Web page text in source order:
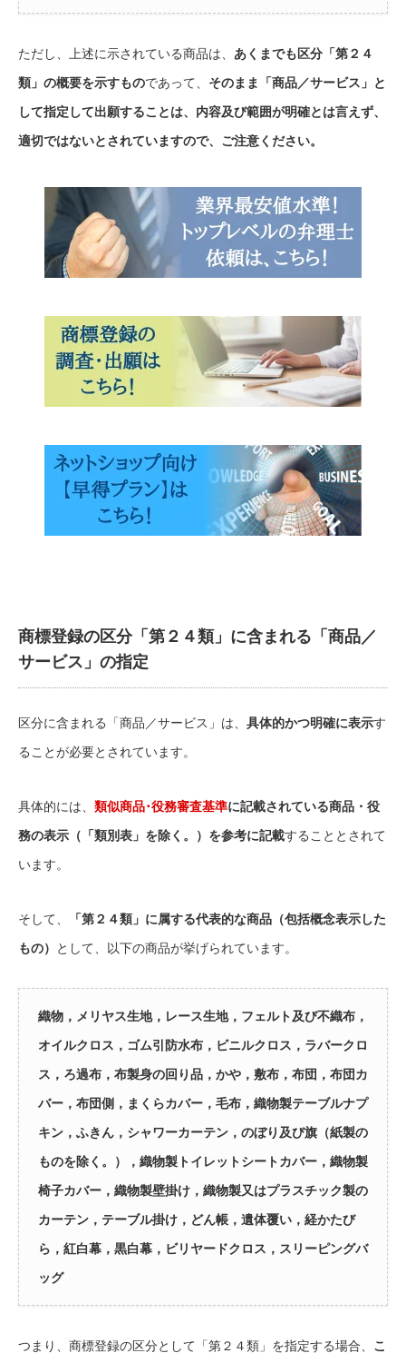
ただし、上述に示されている商品は、 あくまでも区分「第２４
類」の概要を示すものであって、 そのまま「商品／サービス」と
して指定して出願することは、内容及び範囲が明確とは言えず、
適切ではないとされていますので、ご注意ください。
商標登録の区分「第２４類」に含まれる「商品／
サービス」の指定
区分に含まれる「商品／サービス」は、 具体的かつ明確に表示す
ることが必要とされています。
具体的には、 類似商品･役務審査基準に記載されている商品・役
務の表示（「類別表」を除く。）を参考に記載することとされて
います。
そして、
「第２４類」に属する代表的な商品（包括概念表示した
もの）
として、以下の商品が挙げられています。
織物，メリヤス生地，レース生地，フェルト及び不織布，
オイルクロス，ゴム引防水布，ビニルクロス，ラバークロ
ス，ろ過布，布製身の回り品，かや，敷布，布団，布団カ
バー，布団側，まくらカバー，毛布，織物製テーブルナプ
キン，ふきん，シャワーカーテン，のぼり及び旗（紙製の
ものを除く。），織物製トイレットシートカバー，織物製
椅子カバー，織物製壁掛け，織物製又はプラスチック製の
カーテン，テーブル掛け，どん帳，遺体覆い，経かたび
ら，紅白幕，黒白幕，ビリヤードクロス，スリーピングバ
ッグ
つまり、商標登録の区分として「第２４類」を指定する場合、 こ